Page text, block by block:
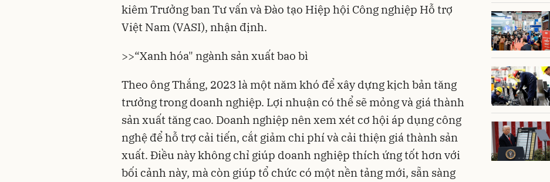
kiêm Trưởng ban Tư vấn và Đào tạo Hiệp hội Công nghiệp Hỗ trợ
Việt Nam (VASI), nhận định.
>>“Xanh hóa" ngành sản xuất bao bì
Theo ông Thắng, 2023 là một năm khó để xây dựng kịch bản tăng
trưởng trong doanh nghiệp. Lợi nhuận có thể sẽ mỏng và giá thành
sản xuất tăng cao. Doanh nghiệp nên xem xét cơ hội áp dụng công
nghệ để hỗ trợ cải tiến, cắt giảm chi phí và cải thiện giá thành sản
xuất. Điều này không chỉ giúp doanh nghiệp thích ứng tốt hơn với
bối cảnh này, mà còn giúp tổ chức có một nền tảng mới, sẵn sàng